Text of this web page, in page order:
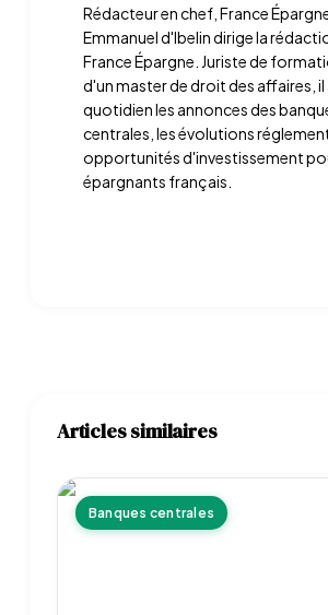
Rédacteur en chef, France
Emmanuel d'Ibelin dirige la
France Épargne. Juriste de
d'un master de droit des affaires, il
quotidien les annonces des
centrales, les évolutions
opportunités d'investissement
épargnants français.
Articles similaires
Banques centrales